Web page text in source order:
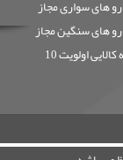
های سواری مجاز
های سنگین مجاز
اولویت 10